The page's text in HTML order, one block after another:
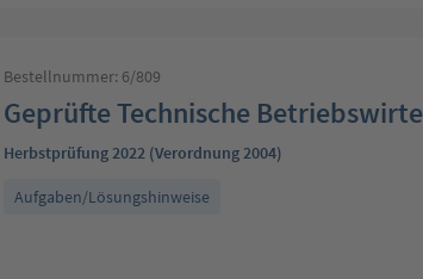
Bestellnummer: 6/809
Geprüfte Technische Betriebswirte
Herbstprüfung 2022 (Verordnung 2004)
Aufgaben/Lösungshinweise